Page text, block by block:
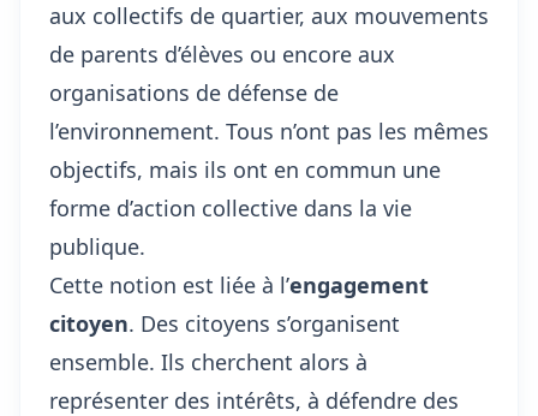
aux collectifs de quartier, aux mouvements
de parents d’élèves ou encore aux
organisations de défense de
l’environnement. Tous n’ont pas les mêmes
objectifs, mais ils ont en commun une
forme d’action collective dans la vie
publique.
Cette notion est liée à l’engagement
citoyen. Des citoyens s’organisent
ensemble. Ils cherchent alors à
représenter des intérêts, à défendre des